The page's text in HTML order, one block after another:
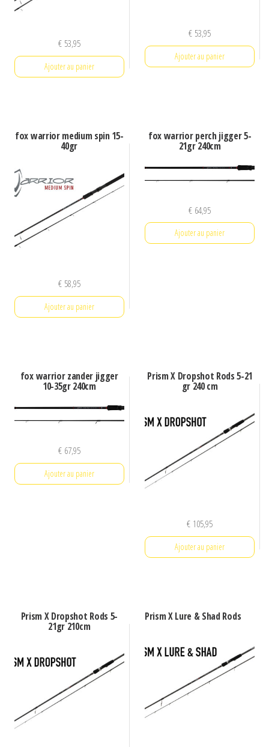
€53,95
Ajouter au panier
€ 53,95
Ajouter au panier
fox warrior medium spin 15-
40gr
€58,95
Ajouter au panier
fox warrior perch jigger 5-
21gr 240cm
€ 64,95
Ajouter au panier
fox warrior zander jigger
10-35gr 240cm
€67,95
Ajouter au panier
Prism X Dropshot Rods 5-21
gr 240 cm
€ 105,95
Ajouter au panier
Prism X Dropshot Rods 5-
21gr 210cm
Prism X Lure & Shad Rods